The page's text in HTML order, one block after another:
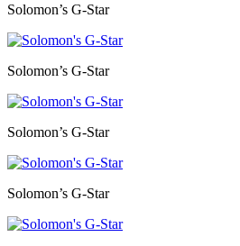
Solomon’s G-Star
Solomon’s G-Star
Solomon’s G-Star
Solomon’s G-Star